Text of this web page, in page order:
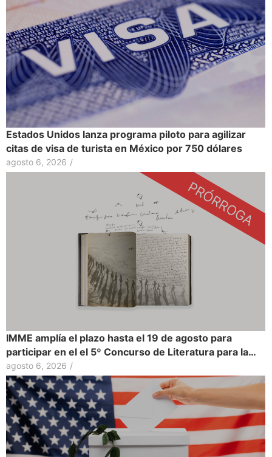
Estados Unidos lanza programa piloto para agilizar
citas de visa de turista en México por 750 dólares
agosto 6, 2026 /
IMME amplía el plazo hasta el 19 de agosto para
participar en el el 5º Concurso de Literatura para la…
agosto 6, 2026 /